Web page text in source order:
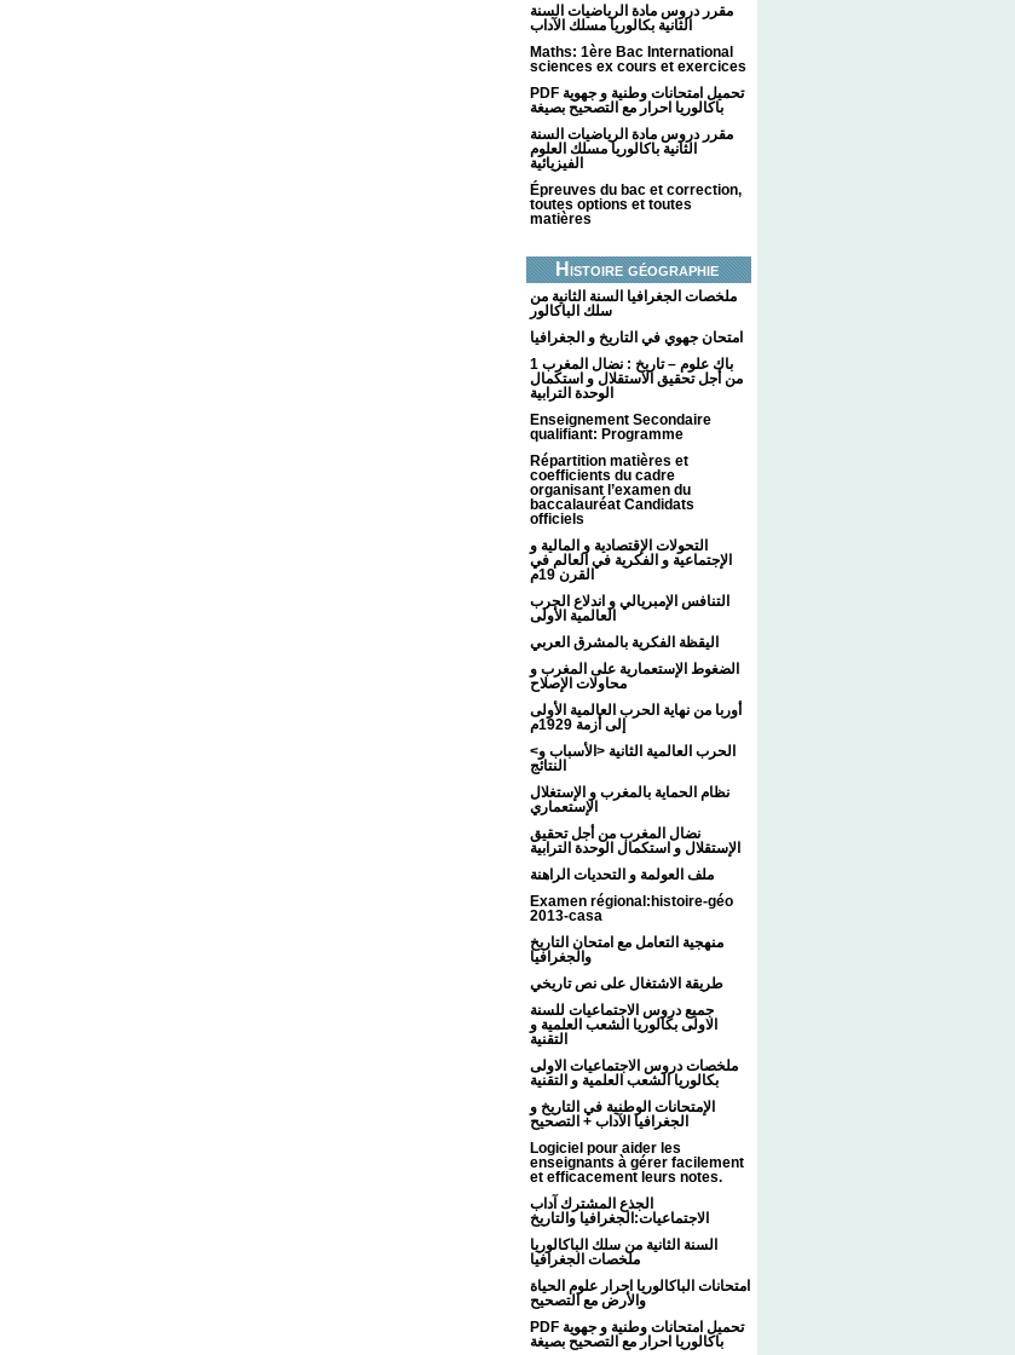
مقرر دروس مادة الرياضيات السنة
الثانية بكالوريا مسلك الآداب
Maths: 1ère Bac International
sciences ex cours et exercices
PDF تحميل امتحانات وطنية و جهوية
باكالوريا احرار مع التصحيح بصيغة
مقرر دروس مادة الرياضيات السنة
الثانية باكالوريا مسلك العلوم
الفيزيائية
Épreuves du bac et correction,
toutes options et toutes
matières
Histoire géographie
ملخصات الجغرافيا السنة الثانية من
سلك الباكالور
امتحان جهوي في التاريخ و الجغرافيا
1 باك علوم – تاريخ : نضال المغرب
من أجل تحقيق الاستقلال و استكمال
الوحدة الترابية
Enseignement Secondaire
qualifiant: Programme
Répartition matières et
coefficients du cadre
organisant l’examen du
baccalauréat Candidats
officiels
التحولات الإقتصادية و المالية و
الإجتماعية و الفكرية في العالم في
القرن 19م
التنافس الإمبريالي و اندلاع الحرب
العالمية الأولى
اليقظة الفكرية بالمشرق العربي
الضغوط الإستعمارية على المغرب و
محاولات الإصلاح
أوربا من نهاية الحرب العالمية الأولى
إلى أزمة 1929م
<الحرب العالمية الثانية <الأسباب و
النتائج
نظام الحماية بالمغرب و الإستغلال
الإستعماري
نضال المغرب من أجل تحقيق
الإستقلال و استكمال الوحدة الترابية
ملف العولمة و التحديات الراهنة
Examen régional:histoire-géo
2013-casa
منهجية التعامل مع امتحان التاريخ
والجغرافيا
طريقة الاشتغال على نص تاريخي
جميع دروس الاجتماعيات للسنة
الاولى بكالوريا الشعب العلمية و
التقنية
ملخصات دروس الاجتماعيات الاولى
بكالوريا الشعب العلمية و التقنية
الإمتحانات الوطنية في التاريخ و
الجغرافيا الآداب + التصحيح
Logiciel pour aider les
enseignants à gérer facilement
et efficacement leurs notes.
الجذع المشترك آداب
الاجتماعيات:الجغرافيا والتاريخ
السنة الثانية من سلك الباكالوريا
ملخصات الجغرافيا
امتحانات الباكالوريا احرار علوم الحياة
والأرض مع التصحيح
PDF تحميل امتحانات وطنية و جهوية
باكالوريا احرار مع التصحيح بصيغة